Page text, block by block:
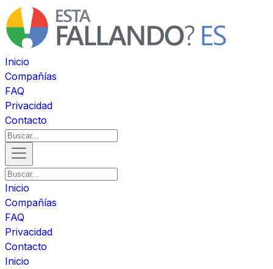
Inicio
Compañías
FAQ
Privacidad
Contacto
Inicio
Compañías
FAQ
Privacidad
Contacto
Inicio